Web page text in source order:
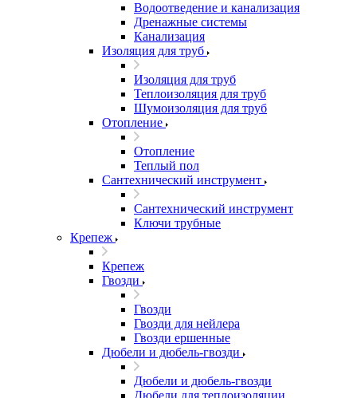
Водоотведение и канализация
Дренажные системы
Канализация
Изоляция для труб
Изоляция для труб
Теплоизоляция для труб
Шумоизоляция для труб
Отопление
Отопление
Теплый пол
Сантехнический инструмент
Сантехнический инструмент
Ключи трубные
Крепеж
Крепеж
Гвозди
Гвозди
Гвозди для нейлера
Гвозди ершенные
Дюбели и дюбель-гвозди
Дюбели и дюбель-гвозди
Дюбели для теплоизоляции